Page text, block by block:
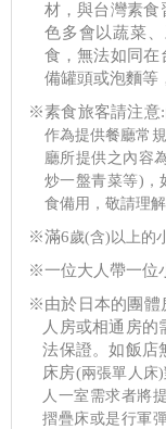
材，與台灣素食
色多會以蔬菜
食，無法如同在
備罐頭或泡麵等
※素食旅客請注意:
作為提供餐廳常
廳所提供之內容
炒一盤青菜等)，
食備用，敬請理解
※滿6歲(含)以上的
※一位大人帶一位
※由於日本的團體
人房或相通房
法保證。如飯店
床房(兩張單人床)
人一室需求者將
摺疊床或是行軍